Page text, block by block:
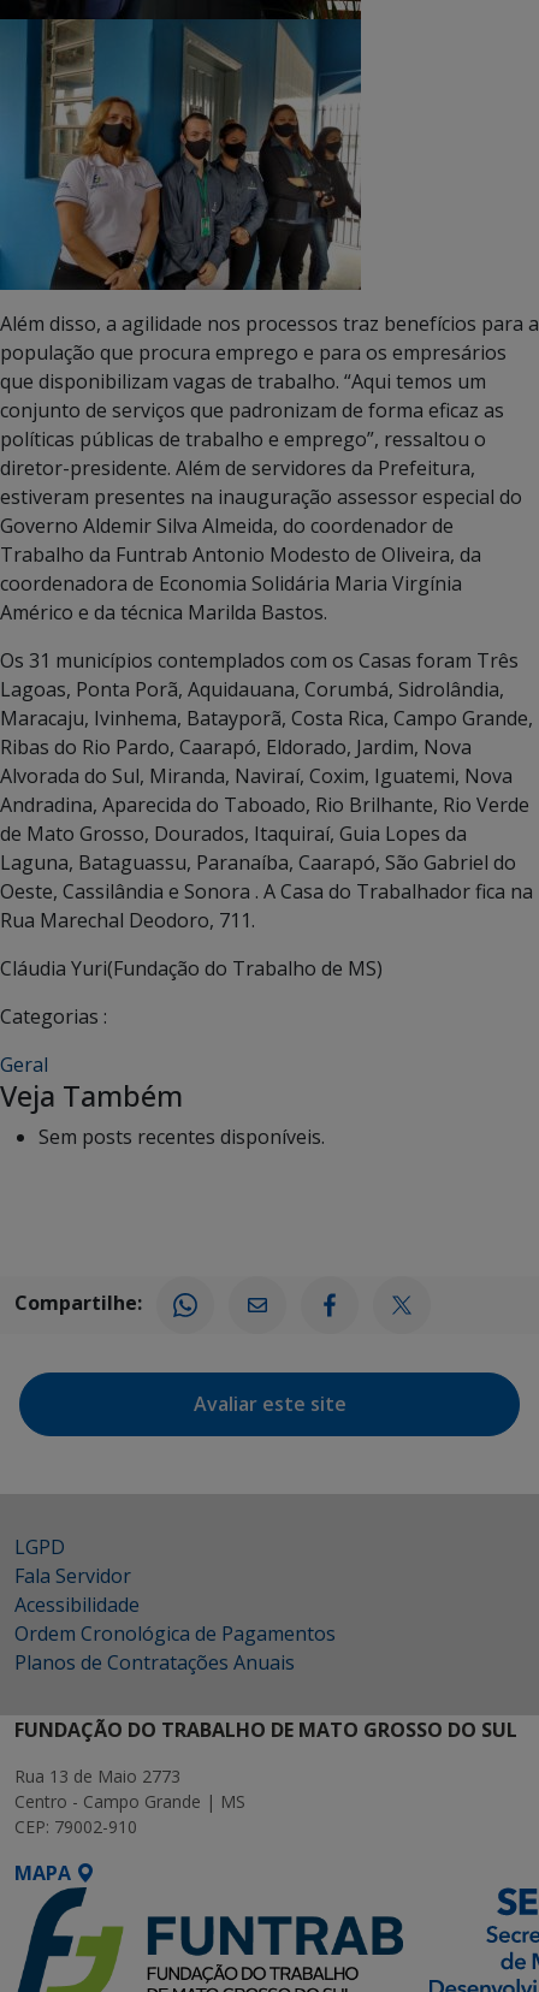
Além disso, a agilidade nos processos traz benefícios para a
população que procura emprego e para os empresários
que disponibilizam vagas de trabalho. “Aqui temos um
conjunto de serviços que padronizam de forma eficaz as
políticas públicas de trabalho e emprego”, ressaltou o
diretor-presidente. Além de servidores da Prefeitura,
estiveram presentes na inauguração assessor especial do
Governo Aldemir Silva Almeida, do coordenador de
Trabalho da Funtrab Antonio Modesto de Oliveira, da
coordenadora de Economia Solidária Maria Virgínia
Américo e da técnica Marilda Bastos.
Os 31 municípios contemplados com os Casas foram Três
Lagoas, Ponta Porã, Aquidauana, Corumbá, Sidrolândia,
Maracaju, Ivinhema, Batayporã, Costa Rica, Campo Grande,
Ribas do Rio Pardo, Caarapó, Eldorado, Jardim, Nova
Alvorada do Sul, Miranda, Naviraí, Coxim, Iguatemi, Nova
Andradina, Aparecida do Taboado, Rio Brilhante, Rio Verde
de Mato Grosso, Dourados, Itaquiraí, Guia Lopes da
Laguna, Bataguassu, Paranaíba, Caarapó, São Gabriel do
Oeste, Cassilândia e Sonora . A Casa do Trabalhador fica na
Rua Marechal Deodoro, 711.
Cláudia Yuri(Fundação do Trabalho de MS)
Categorias :
Geral
Veja Também
Sem posts recentes disponíveis.
Compartilhe:
Avaliar este site
LGPD
Fala Servidor
Acessibilidade
Ordem Cronológica de Pagamentos
Planos de Contratações Anuais
FUNDAÇÃO DO TRABALHO DE MATO GROSSO DO SUL
Rua 13 de Maio 2773
Centro - Campo Grande | MS
CEP: 79002-910
MAPA